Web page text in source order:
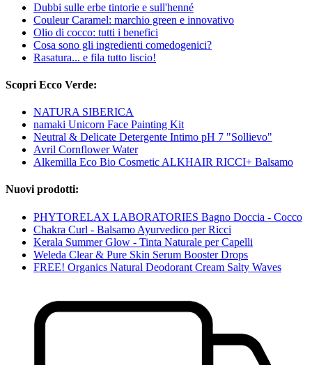
Dubbi sulle erbe tintorie e sull'henné
Couleur Caramel: marchio green e innovativo
Olio di cocco: tutti i benefici
Cosa sono gli ingredienti comedogenici?
Rasatura... e fila tutto liscio!
Scopri Ecco Verde:
NATURA SIBERICA
namaki Unicorn Face Painting Kit
Neutral & Delicate Detergente Intimo pH 7 "Sollievo"
Avril Cornflower Water
Alkemilla Eco Bio Cosmetic ALKHAIR RICCI+ Balsamo
Nuovi prodotti:
PHYTORELAX LABORATORIES Bagno Doccia - Cocco
Chakra Curl - Balsamo Ayurvedico per Ricci
Kerala Summer Glow - Tinta Naturale per Capelli
Weleda Clear & Pure Skin Serum Booster Drops
FREE! Organics Natural Deodorant Cream Salty Waves